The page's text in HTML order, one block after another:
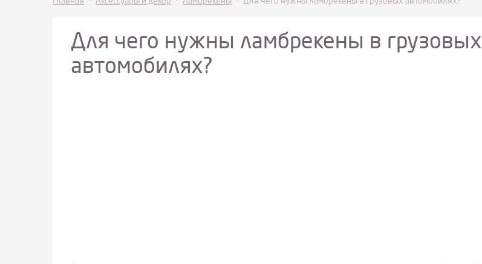
Для чего нужны ламбрекены в грузовых
автомобилях?